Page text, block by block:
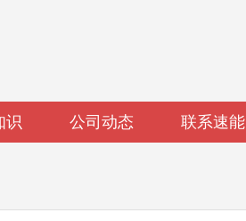
识 公司动态 联系速能